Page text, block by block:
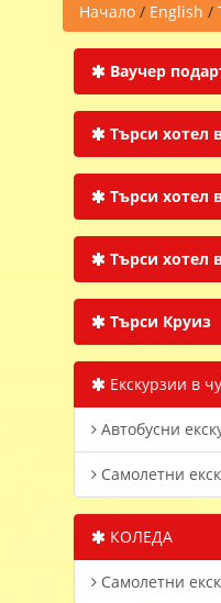
Начало / English /
Ваучер
Търси хотел
Търси хотел
Търси хотел
Търси Круиз
Екскурзии в
Автобусни
Самолетни
КОЛЕДА
Самолетни